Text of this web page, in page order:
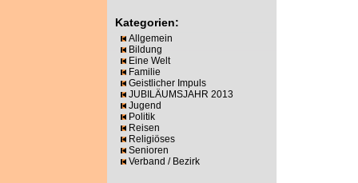
Kategorien:
Allgemein
Bildung
Eine Welt
Familie
Geistlicher Impuls
JUBILÄUMSJAHR 2013
Jugend
Politik
Reisen
Religiöses
Senioren
Verband / Bezirk